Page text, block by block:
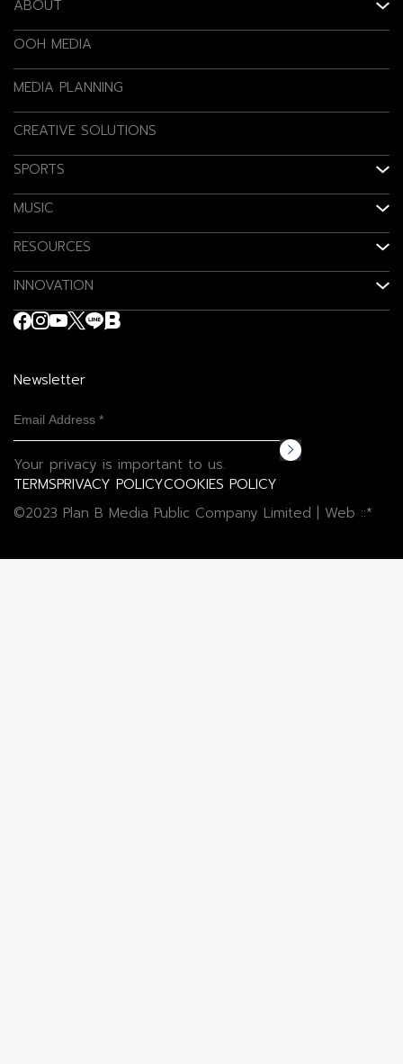
ABOUT
OOH MEDIA
MEDIA PLANNING
CREATIVE SOLUTIONS
SPORTS
MUSIC
RESOURCES
INNOVATION
Newsletter
Your privacy is important to us.
TERMSPRIVACY POLICYCOOKIES POLICY
©2023 Plan B Media Public Company Limited | Web ::*